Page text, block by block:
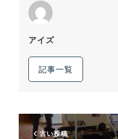
アイズ
記事一覧
古い投稿